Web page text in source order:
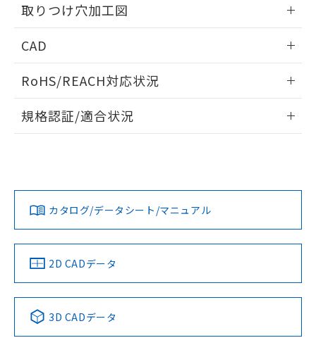
取りつけ穴加工図
CAD
ドすることができます。
ログイン/会員登録
ダウンロードデータをご利用いただく前に、以下を必ずお読
みください。
ソフトウェアの使用条件
RoHS/REACH対応状況
EU RoHS 注意事項・凡例
対応済み
中国 RoHS 注意事項・凡例
Pb Hg Cd Cr(VI)
規格認証/適合状況
カタログ/データシート/マニュアル
2D CADデータ
3D CADデータ